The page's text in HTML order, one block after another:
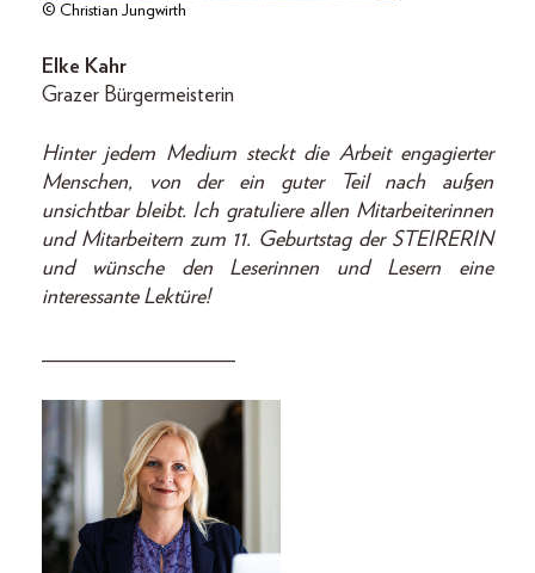
© Christian Jungwirth
Elke Kahr
Grazer Bürgermeisterin
Hinter jedem Medium steckt die Arbeit engagierter
Menschen, von der ein guter Teil nach außen
unsichtbar bleibt. Ich gratuliere allen Mitarbeiterinnen
und Mitarbeitern zum 11. Geburtstag der STEIRERIN
und wünsche den Leserinnen und Lesern eine
interessante Lektüre!
__________________